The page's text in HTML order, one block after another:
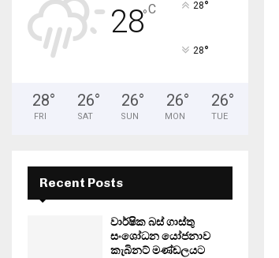
28°C 28°
28°
28°
FRI
26°
SAT
26°
SUN
26°
MON
26°
TUE
Recent Posts
වාර්ෂික බස් ගාස්තු
සංශෝධන යෝජනාව
කැබිනට් මණ්ඩලයට